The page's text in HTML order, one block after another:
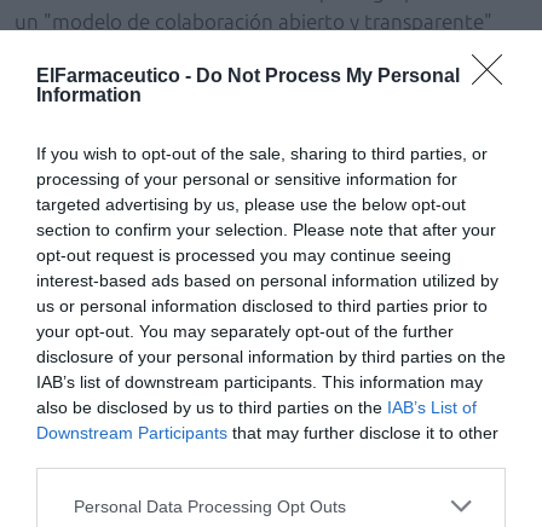
ElFarmaceutico - Do Not Process My Personal
Information
If you wish to opt-out of the sale, sharing to third parties, or
processing of your personal or sensitive information for
targeted advertising by us, please use the below opt-out
section to confirm your selection. Please note that after your
opt-out request is processed you may continue seeing
interest-based ads based on personal information utilized by
us or personal information disclosed to third parties prior to
your opt-out. You may separately opt-out of the further
disclosure of your personal information by third parties on the
IAB’s list of downstream participants. This information may
also be disclosed by us to third parties on the IAB’s List of
Downstream Participants that may further disclose it to other
Personal Data Processing Opt Outs
un "modelo de colaboración abierto y transparente"
farmacia. Actualmente,la red ya trabaja con más de 50
condiciones competitivas, con un enfoque basado en
claridad, comparabilidad y orientación a resultados. De
este modo -explican- "a través de estas palancas y con
un acompañamiento integral a cargo de los asesores
comerciales,ofrecemos a las farmacias un
margen superior a la media del mercadolo que se
traduce también, en una rentabilidad superior a la
media del sector".
En este sentido, añaden que cada farmacia mantiene la
libertad de elección y decide con qué
laboratorios trabajar y con qué intensidad: "Farmacia
Iconika sigue incorporando anuevos socios